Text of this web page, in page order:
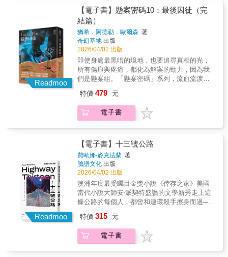
事。——薇兒．麥克德米，《比小說還離奇的
12堂犯罪解剖課》作者這片澳洲黑色犯罪小說
的切片，在烈日灼燒下閃耀著蛋白石般的光
芒。——麗莎．格雷，《失蹤人口》作者經典
的漢默風格，將在我心中留存許久的犯罪小
說。——安．克利夫斯（Ann Cleeves），英國
犯罪小說家情節複雜、峰迴路轉的驚悚小說，
人物刻畫細膩，劇情曲折迂迴，全程籠罩在澳
洲令人窒息的酷熱之下。——麗莎．霍爾
（Lisa Hall），英國心理驚悚小說家《血與寶
氣息從字裡行間撲面而來。——克里斯多福．
福勒（Christopher Fowler），英國小說家這部
小說是漢默迄今最出色的作品。——《倫敦時
能、久久難忘。——《倫敦時報週日版》
（Sunday Times）故事氣氛濃厚，對景色的描
繪出色，加上令人費解的謀殺案，兩天之內一
口氣讀完，根本難以釋手，還想再讀一遍。希
望之後有更多以伊凡與芮爾這對搭檔為主角的
續集。——Jan，Amazon讀者老天，真是一本
好書！漢默的寫作風格從一開始就緊緊抓住
立體，場景感也極為出色（那股酷熱與漫天飛
蠅，讓人彷彿身歷其境！）。——johnverp，
Amazon讀者芬尼根谷充斥著祕密與腐敗。偷竊
蛋白石礦的賊，逍遙法外的富翁，以及招募年
則越看越可疑。難就難在，圍繞婚姻開展的這
場大型算計，竟沒一個人說的話能信？！𐓏 𐓏 𐓏
溫馨提醒，讀《宜弒宜家》，以下症狀都是正
常的：1. 熬夜追到最後一頁，陷入震驚，所以
說剛剛到底看了什麼？2. 馬上瘋狂往前翻。3.
比起線索，更關心自己到底被作者騙了幾次。
4. 從此以後，看其他小說都忍不住想：不夠！
給我來點更狠的！𐓏 𐓏 𐓏\ 推理小說控超激動推
薦 /推理評論人及作家｜Faker冒業、YT說書人
主編｜冬陽、譯者｜楊詠翔、推理小說家｜薛
西斯● 依姓名筆畫序排列夾雜第二人稱的文
字、多重的視角、在萬聖節的「那場命案」的
翻轉。不看到最後一個字，都無法確定眼前的
究竟真相，抑或只是另一重誤導。——推理評
論人及作家｜Faker冒業一樁婚姻裡出現命案，
兇手往往是另一半如果你這麼想，就陷入作者
精心布置的陷阱了！這本書的精采程度，推薦
你在星期六才開卷閱讀，畢竟停不下來的話，
還有星期天可以緩衝繼續看但相信我，看完之
前絕對捨不得睡覺，對一個已婚婦女來說，我
是不敢睡覺……超級精采——YT說書人｜Neko
車怪客》創始的經典概念，只不過是現代快節
奏版，還加上不少腥羶色元素！搭配流暢、直
白、幽默白爛、一針見血兼具的譯筆，帶領讀
──好評推薦！「這本書會讓犯罪小說迷、謎題
愛好者、英倫控與語言愛好者著迷不已…… 機
智絕倫、娛樂性極高的出道作——是任何愛書
之人治癒憂鬱的完美解藥。」 ——《華盛頓郵
報》 在牛津這座以知識與文字為榮的城市，語
言學家瑪莎．松希爾在《克萊倫敦英語詞典》
編輯部任職。日復一日，她追溯詞語的源頭，
為每一個字找到它最精確、最誠實的定義。這
裡是失蹤的姊姊查莉曾工作過的地方，走廊裡
有她的影子，書架上有她的氣息。十年前，查
言，沒有理由，只有一輛被發現在環城公路旁
的腳踏車。瑪莎用整整十年試圖逃離，如今她
回來，以為一切已歸於平靜。直到一封以莎士
編輯部。如同一個潘朵拉的寶盒，開啟了一場
橫跨十年的未解之謎……「真相即將大白，謀
殺無法隱瞞太久。」當一張張明信片相繼寄
出，瑪莎以為穩固的世界再次開始崩裂。每封
信都是一場謎語，每個詞都像是陷阱。她與編
輯部同事們以文字為工具，追溯詞源，拆解典
故，從隱晦的劇詞中辨認出一個蓄謀已久的聲
姊究竟去往何處？又與寄送過來的匿名明信片
有何關聯？當語言本身開始說謊，誰能看穿文
字背後的意義？★國內外讚賞不斷！★「辭典
Readmoo
【電子書】懸案密碼10：最後囚徒（完
結篇）
猶希．阿德勒．歐爾森 著
奇幻基地 出版
2026/04/02 出版
即使身處最黑暗的境地，也要追尋真相的光，
所有傷痕與疼痛，都化為解案的動力，因為我
們是懸案組。「懸案密碼」系列，流血流淚完
生涯代表作★AMAZON年度暢銷榜冠軍★系列
作全球銷售破2700萬冊★丹麥最暢銷作家
★Netflix劇集《懸案解碼》原著小說【《懸案
開貫穿整個系列的謎團。所有糾葛皆迎刃而
解，所有疑問都獲得解答。但如同系列每部作
品，本書依然是一部引人入勝、趣味盎然的獨
立懸疑傑作！」——Amazon讀者「阿德勒．歐
爾森筆下驚心動魄，令人滿足的終章。」——
《華爾街日報》「阿德勒．歐爾森用精彩高潮
收束這部傑作系列，充分展現前作中深厚的角
色塑造功力。書迷必定大為驚喜。」——《出
版人週刊》（星級書評）「《懸案密碼》系列
Watchlist》「懸疑到位，情節轉折，交織著動
作場面與情感戲碼，最終引爆一場精彩絕倫的
決戰。」——《Mystery & Suspense》-----------
特價 479 元
電子書
Readmoo
【電子書】十三號公路
費歐娜‧麥克法蘭 著
臉譜文化 出版
2026/04/02 出版
澳洲年度最受矚目金獎小說《倖存之家》美國
當代小說大師安‧派契特盛讚的文學新秀走上這
條公路的每個人，都曾和連環殺手擦身而過──
日，行進中的人生卻往意外的方向偏移……
Lily（《她說犯罪》 Podcast 節目主持人）、
Troy（《惡之根》Podcast主持人）、李桐豪
特價 315 元
電子書